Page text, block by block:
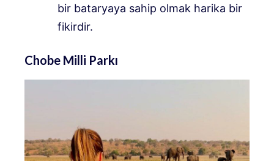
bir bataryaya sahip olmak harika bir
fikirdir.
Chobe Milli Parkı